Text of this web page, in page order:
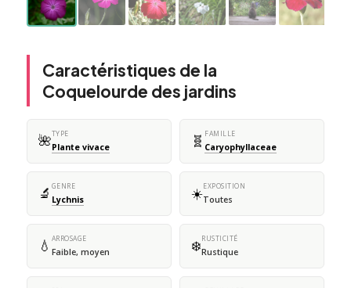
Caractéristiques de la
Coquelourde des jardins
🌺TYPE
Plante vivace 🧬 FAMILLE
Caryophyllaceae
🔬 GENRE
Lychnis ☀️EXPOSITION
Toutes
💧 ARROSAGE
Faible, moyen ❄️RUSTICITÉ
Rustique